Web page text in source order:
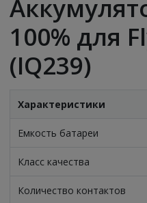
100% для
(IQ239)
Характеристики
Емкость батареи
Класс качества
Количество контактов